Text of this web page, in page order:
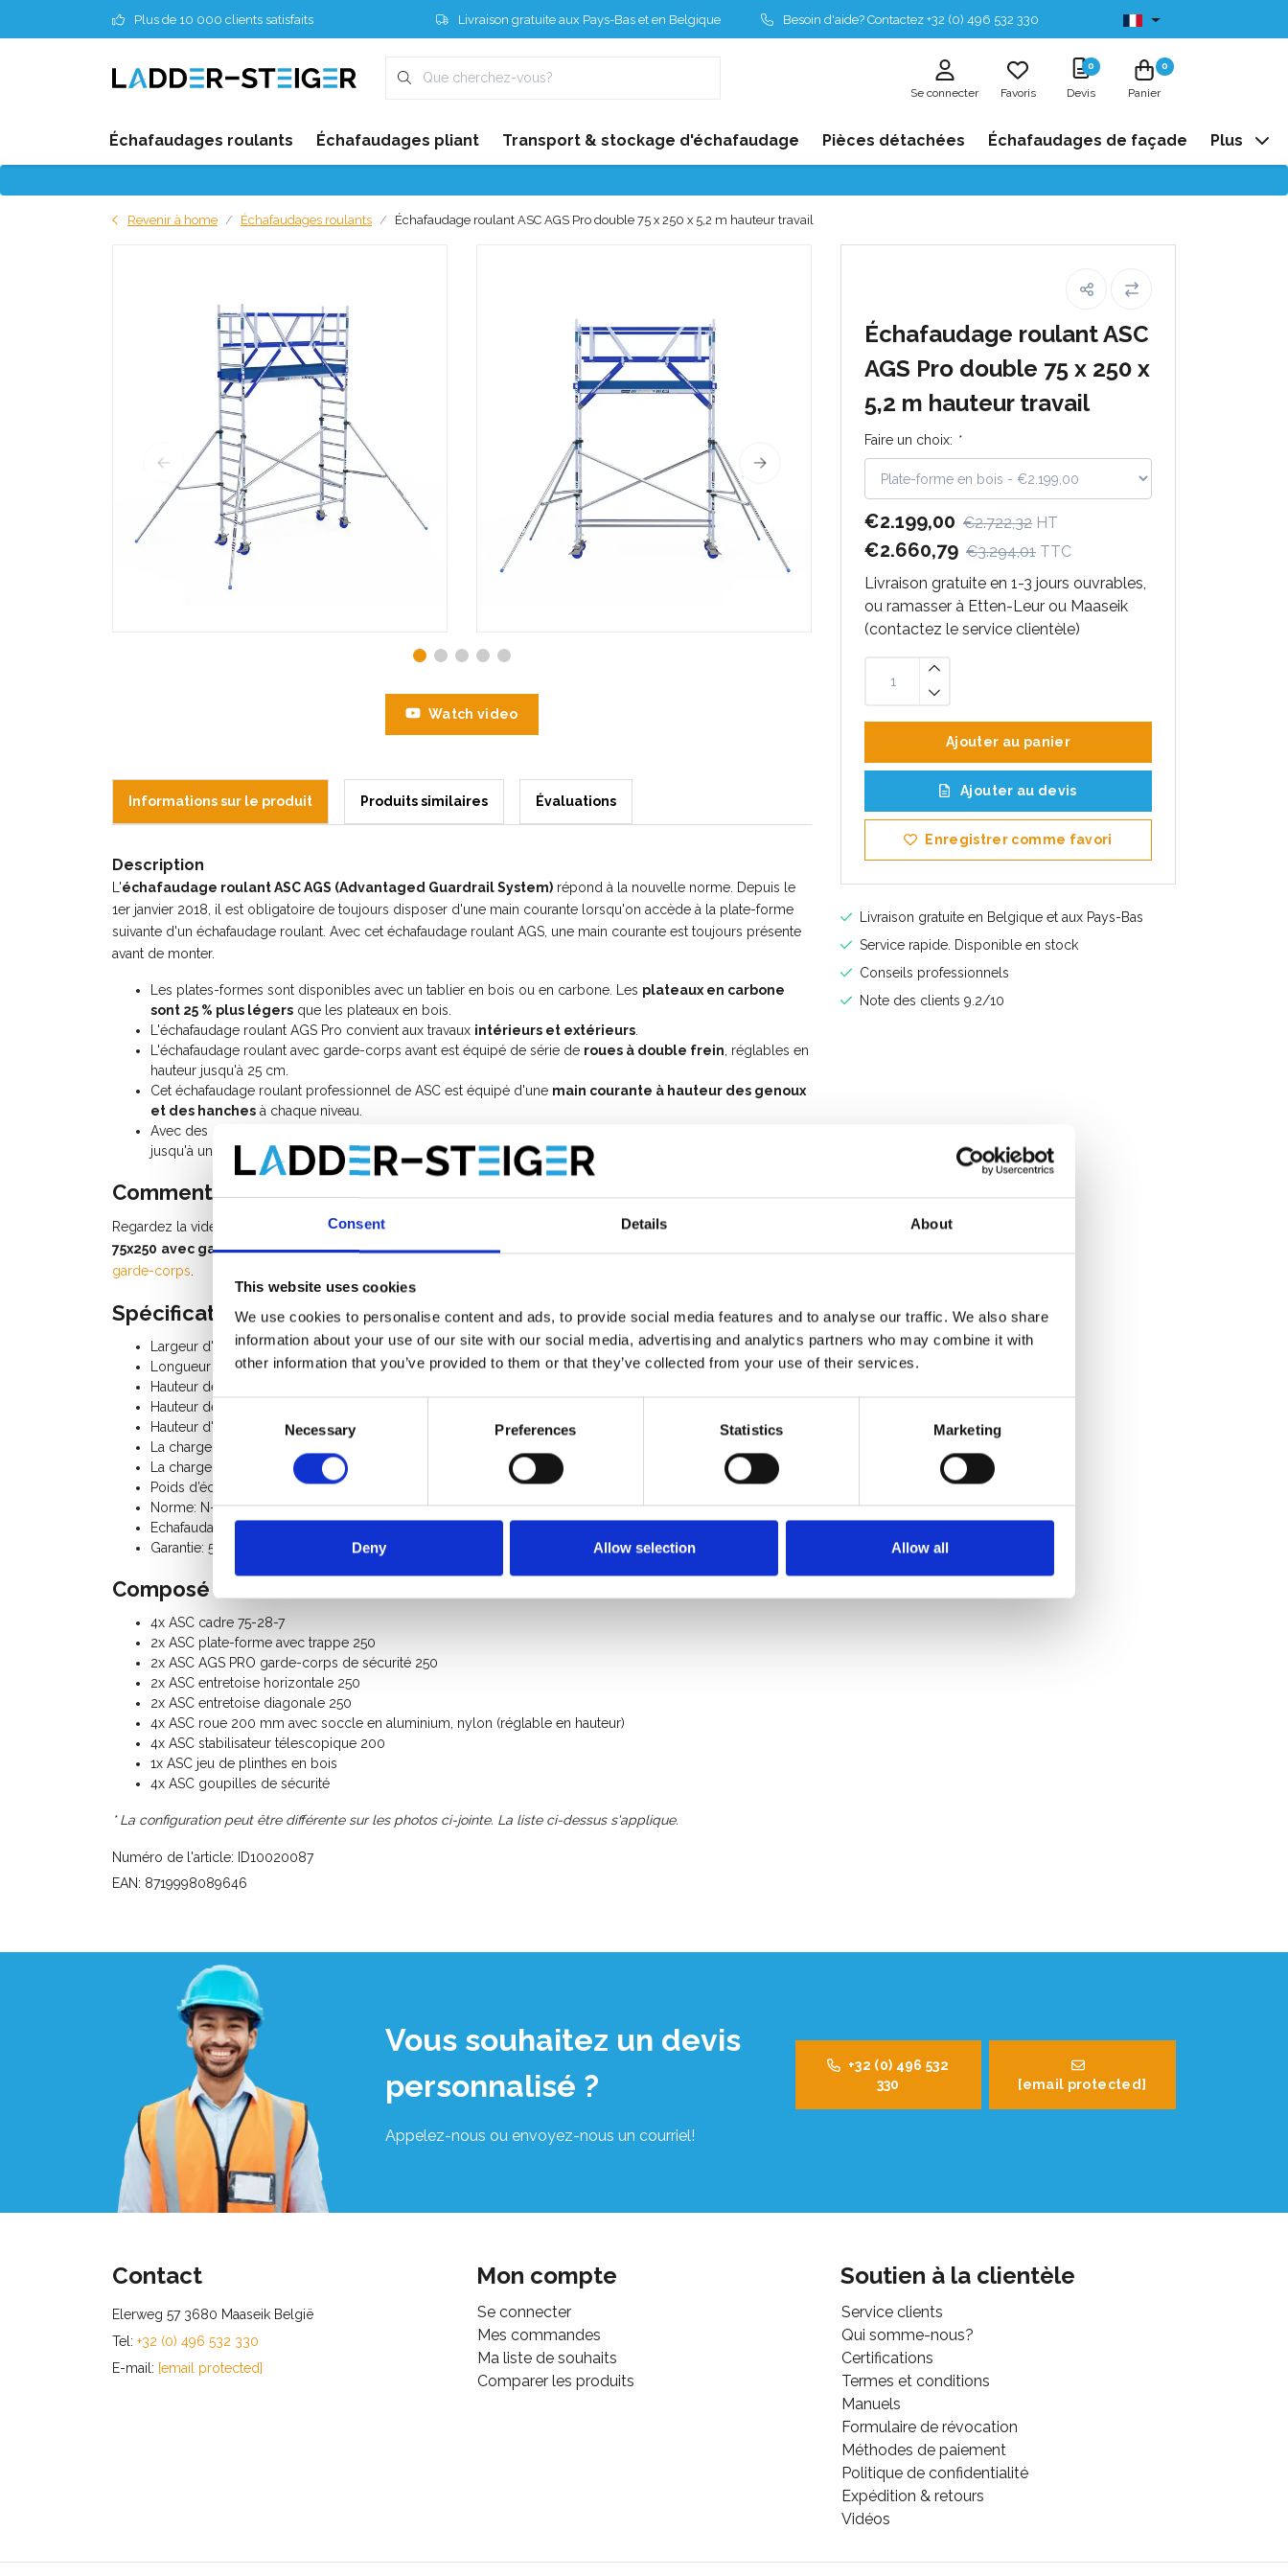
Consent Details About
This website uses cookies
We use cookies to personalise content and ads, to provide social media features and to analyse our traffic. We also share
information about your use of our site with our social media, advertising and analytics partners who may combine it with
other information that you’ve provided to them or that they’ve collected from your use of their services.
Consent
Necessary Preferences Statistics Marketing
Deny Allow selection Allow all
Plus de 10 000 clients satisfaits Livraison gratuite aux Pays-Bas et en Belgique Besoin d'aide? Contactez +32 (0) 496 532 330 Disponibles de stock
Se connecter Favoris
0
Devis
0
Panier
Échafaudages roulants Échafaudages pliant Transport & stockage d'échafaudage Pièces détachées Échafaudages de façade Plus
Revenir à home Échafaudages roulants Échafaudage roulant ASC AGS Pro double 75 x 250 x 5,2 m hauteur travail
Échafaudage roulant ASC
AGS Pro double 75 x 250 x
5,2 m hauteur travail
Faire un choix: *
€2.199,00 €2.722,32 HT
€2.660,79 €3.294,01 TTC
Livraison gratuite en 1-3 jours ouvrables,
ou ramasser à Etten-Leur ou Maaseik
(contactez le service clientèle)
Ajouter au panier
Ajouter au devis
Enregistrer comme favori
Livraison gratuite en Belgique et aux Pays-Bas
Service rapide. Disponible en stock
Conseils professionnels
Note des clients 9.2/10
Watch video
Informations sur le produit Produits similaires Évaluations
Description
L'échafaudage roulant ASC AGS (Advantaged Guardrail System) répond à la nouvelle norme. Depuis le
1er janvier 2018, il est obligatoire de toujours disposer d'une main courante lorsqu'on accède à la plate-forme
suivante d'un échafaudage roulant. Avec cet échafaudage roulant AGS, une main courante est toujours présente
avant de monter.
Les plates-formes sont disponibles avec un tablier en bois ou en carbone. Les plateaux en carbone
sont 25 % plus légers que les plateaux en bois.
L'échafaudage roulant AGS Pro convient aux travaux intérieurs et extérieurs
L'échafaudage roulant avec garde-corps avant est équipé de série de roues à double frein , réglables en
hauteur jusqu'à 25 cm.
Cet échafaudage roulant professionnel de ASC est équipé d'une main courante à hauteur des genoux
et des hanches à chaque niveau.
Avec des composants d'échafaudage
jusqu'à une hauteur de travail de 10 mètres.
Comment monter un échafaudage mobile avec garde-corps avant?
Regardez la vidéo d'instructions (watch video) pour le montage de
l'échafaudage mobile ASC AGS PRO
75x250 avec garde-corps avant, ou consultez lemanuel d'instructions d'échafaudage roulant AGS Pro avec
garde-corps
Spécifications:
Largeur d'échafaudage: 0,75 m
Longueur d'échafaudage: 2,50 m
Hauteur de travail: 5,20 m
Hauteur de plate-forme: 3,20 m
Hauteur d'échafaudage: 4,20 m
La charge admissible par plancher: 250 Kg
La charge totale admissible par l’échafaudage: 750 Kg
Poids d’échafaudage: 138 Kg
Norme: N-EN1004-3, EN 1298, TÜV-GS, usage professionnel
Echafaudage Classe III (200 Kg/m²)
Garantie: 5 ans
Composé du kit:
4x ASC cadre 75-28-7
2x ASC plate-forme avec trappe 250
2x ASC AGS PRO garde-corps de sécurité 250
2x ASC entretoise horizontale 250
2x ASC entretoise diagonale 250
4x ASC roue 200 mm avec soccle en aluminium, nylon (réglable en hauteur)
4x ASC stabilisateur télescopique 200
1x ASC jeu de plinthes en bois
4x ASC goupilles de sécurité
* La configuration peut être différente sur les photos ci-jointe. La liste ci-dessus s'applique.
Numéro de l'article: ID10020087
EAN: 8719998089646
Vous souhaitez un devis
personnalisé ?
Appelez-nous ou envoyez-nous un courriel!
+32 (0) 496 532
330
[email protected]
Contact
Elerweg 57 3680 Maaseik België
Tel: +32 (0) 496 532 330
E-mail: [email protected]
Mon compte
Se connecter
Mes commandes
Ma liste de souhaits
Comparer les produits
Soutien à la clientèle
Service clients
Qui somme-nous?
Certifications
Termes et conditions
Manuels
Formulaire de révocation
Méthodes de paiement
Politique de confidentialité
Expédition & retours
Vidéos